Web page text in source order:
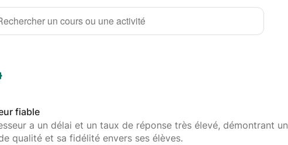
un cours ou une activité
fiable
a un délai et un taux de réponse très élevé, démontrant un
qualité et sa fidélité envers ses élèves.